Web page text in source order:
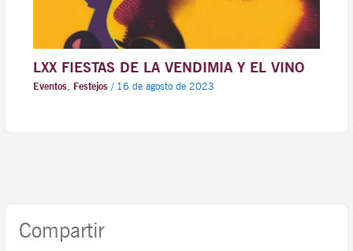
LXX FIESTAS DE LA VENDIMIA Y EL VINO
Eventos, Festejos/ 16 de agosto de 2023
Compartir